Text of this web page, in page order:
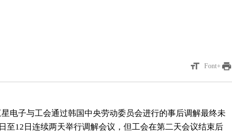
format_size Font+ print
星电子与工会通过韩国中央劳动委员会进行的事后调解最终未
至12日连续两天举行调解会议，但工会在第二天会议结束后